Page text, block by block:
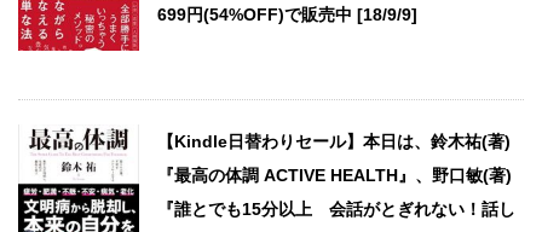
699円(54%OFF)で販売中 [18/9/9]
【Kindle日替わりセール】本日は、鈴木祐(著)
『最高の体調 ACTIVE HEALTH』、野口敏(著)
『誰とでも15分以上 会話がとぎれない！話し